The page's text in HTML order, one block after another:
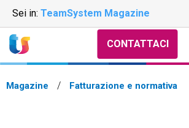
Sei in: TeamSystem Magazine
CONTATTACI
Magazine Fatturazione e normativa